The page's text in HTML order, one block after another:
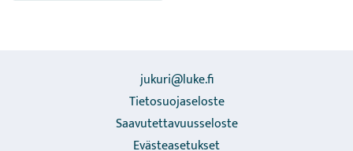
jukuri@luke.fi
Tietosuojaseloste
Saavutettavuusseloste
Evästeasetukset